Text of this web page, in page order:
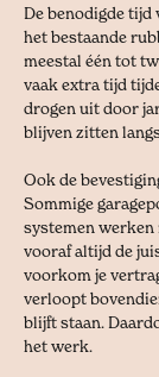
De benodigde tijd
het bestaande
meestal één tot
vaak extra tijd
drogen uit door
blijven zitten
Ook de
Sommige
systemen
vooraf altijd de
voorkom je
verloopt
blijft staan.
het werk.